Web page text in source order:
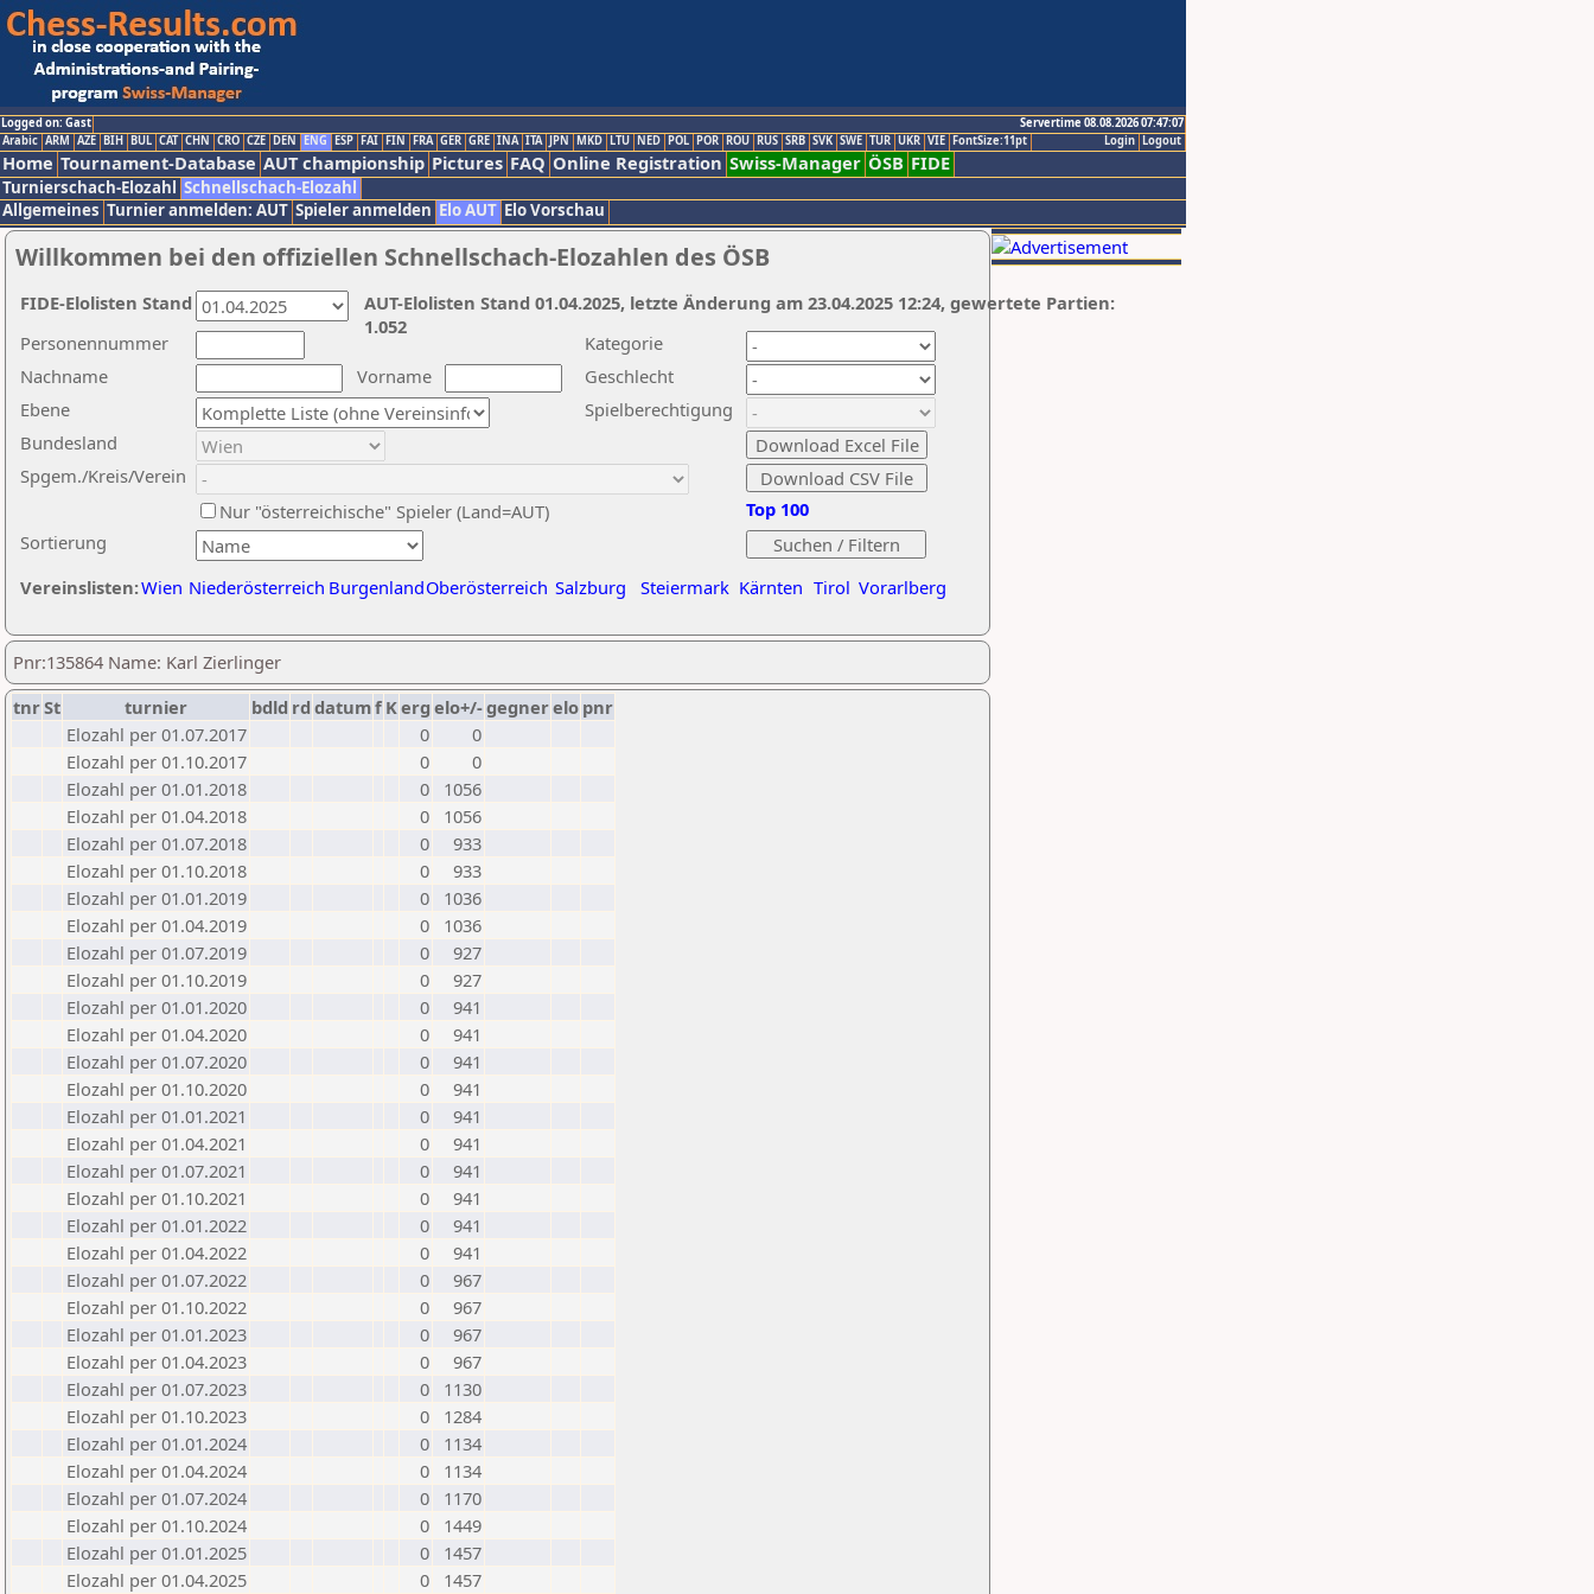
Logged on: Gast
Servertime 08.08.2026 07:47:07
Logout
Login
Arabic ARM AZE BIH BUL CAT CHN CRO CZE DEN ENG ESP FAI FIN FRA GER GRE INA ITA JPN MKD LTU NED POL POR ROU RUS SRB SVK SWE TUR UKR VIE FontSize:11pt
Home Tournament-Database AUT championship Pictures FAQ Online Registration Swiss-Manager ÖSB FIDE
Turnierschach-Elozahl Schnellschach-Elozahl
Allgemeines Turnier anmelden: AUT Spieler anmelden Elo AUT Elo Vorschau
Willkommen bei den offiziellen Schnellschach-Elozahlen des ÖSB
Nachname
Vorname
Ebene
Kategorie
Sortierung
Personennummer
Bundesland
Spgem./Kreis/Verein
Geschlecht
Nur "österreichische" Spieler (Land=AUT)
Spielberechtigung
Vereinslisten:Wien Niederösterreich BurgenlandOberösterreich Salzburg Steiermark Kärnten Tirol Vorarlberg
Top 100
AUT-Elolisten Stand 01.04.2025, letzte Änderung am 23.04.2025 12:24, gewertete Partien:
1.052
FIDE-Elolisten Stand
Pnr:135864 Name: Karl Zierlinger
tnrSt turnier bdld rd datumf Kerg elo+/-gegnerelo pnr
Elozahl per 01.07.2017
0
0
Elozahl per 01.10.2017
0
0
Elozahl per 01.01.2018
0
1056
Elozahl per 01.04.2018
0
1056
Elozahl per 01.07.2018
0
933
Elozahl per 01.10.2018
0
933
Elozahl per 01.01.2019
0
1036
Elozahl per 01.04.2019
0
1036
Elozahl per 01.07.2019
0
927
Elozahl per 01.10.2019
0
927
Elozahl per 01.01.2020
0
941
Elozahl per 01.04.2020
0
941
Elozahl per 01.07.2020
0
941
Elozahl per 01.10.2020
0
941
Elozahl per 01.01.2021
0
941
Elozahl per 01.04.2021
0
941
Elozahl per 01.07.2021
0
941
Elozahl per 01.10.2021
0
941
Elozahl per 01.01.2022
0
941
Elozahl per 01.04.2022
0
941
Elozahl per 01.07.2022
0
967
Elozahl per 01.10.2022
0
967
Elozahl per 01.01.2023
0
967
Elozahl per 01.04.2023
0
967
Elozahl per 01.07.2023
0
1130
Elozahl per 01.10.2023
0
1284
Elozahl per 01.01.2024
0
1134
Elozahl per 01.04.2024
0
1134
Elozahl per 01.07.2024
0
1170
Elozahl per 01.10.2024
0
1449
Elozahl per 01.01.2025
0
1457
Elozahl per 01.04.2025
0 1457